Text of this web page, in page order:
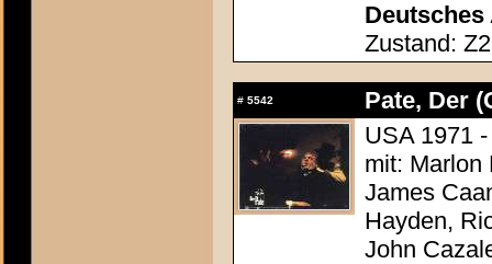
Deutsches
Zustand: Z2
# 5542
Pate, Der
USA 1971
mit: Marlon
James
Hayden,
John